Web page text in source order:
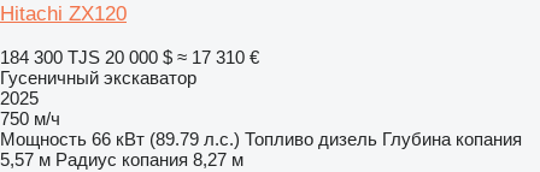
Hitachi ZX120
184 300 TJS 20 000 $ ≈ 17 310 €
Гусеничный экскаватор
2025
750 м/ч
Мощность 66 кВт (89.79 л.с.) Топливо дизель Глубина копания
5,57 м Радиус копания 8,27 м